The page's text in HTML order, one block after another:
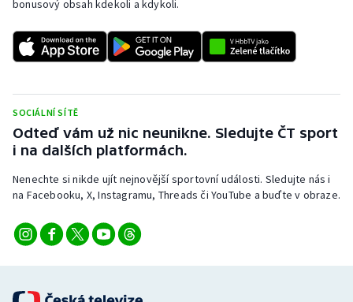
bonusový obsah kdekoli a kdykoli.
SOCIÁLNÍ SÍTĚ
Odteď vám už nic neunikne. Sledujte ČT sport
i na dalších platformách.
Nenechte si nikde ujít nejnovější sportovní události. Sledujte nás i
na Facebooku, X, Instagramu, Threads či YouTube a buďte v obraze.